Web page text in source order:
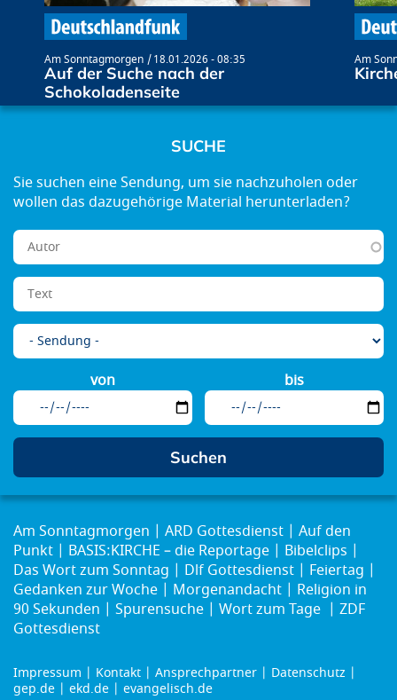
Am Sonntagmorgen 18.01.2026 - 08:35
Auf der Suche nach der
Schokoladenseite
Am
SUCHE
von bis
Am Sonntagmorgen ARD Gottesdienst
Auf den
Punkt
BASIS:KIRCHE – die Reportage
Bibelclips
Das Wort zum Sonntag
Dlf Gottesdienst
Feiertag
Gedanken zur Woche
Morgenandacht
Religion in
90 Sekunden
Spurensuche Wort zum Tage
ZDF
Gottesdienst
Footer
Impressum Kontakt Ansprechpartner
Datenschutz
gep.de
ekd.de evangelisch.de